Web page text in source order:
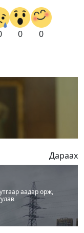
0 0
Дараах
аадар орж,